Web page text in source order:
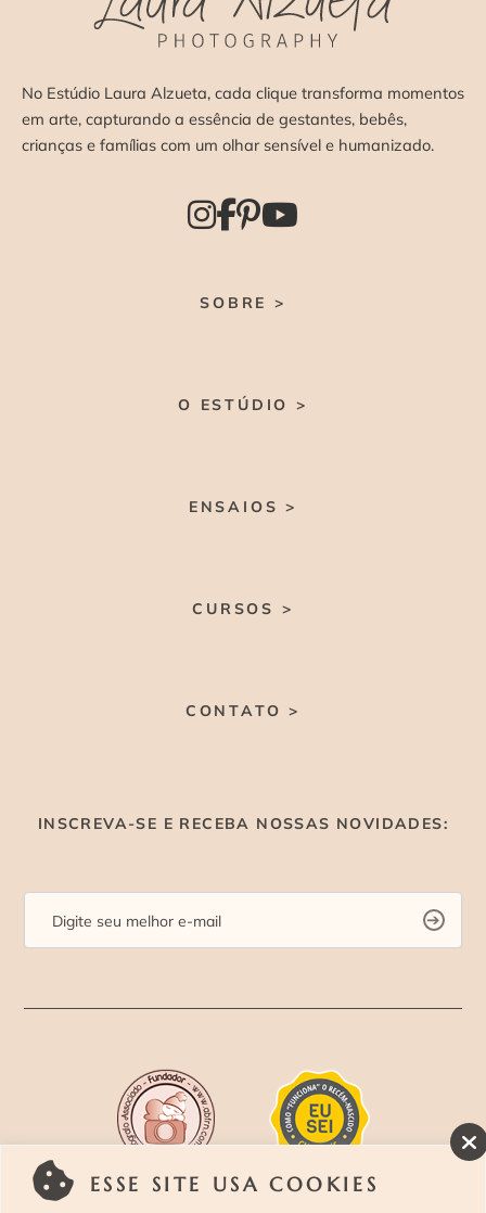
ESSE SITE USA COOKIES
No Estúdio Laura Alzueta, cada clique transforma momentos
em arte, capturando a essência de gestantes, bebês,
crianças e famílias com um olhar sensível e humanizado.
SOBRE >
O ESTÚDIO >
ENSAIOS >
CURSOS >
CONTATO >
INSCREVA-SE E RECEBA NOSSAS NOVIDADES: